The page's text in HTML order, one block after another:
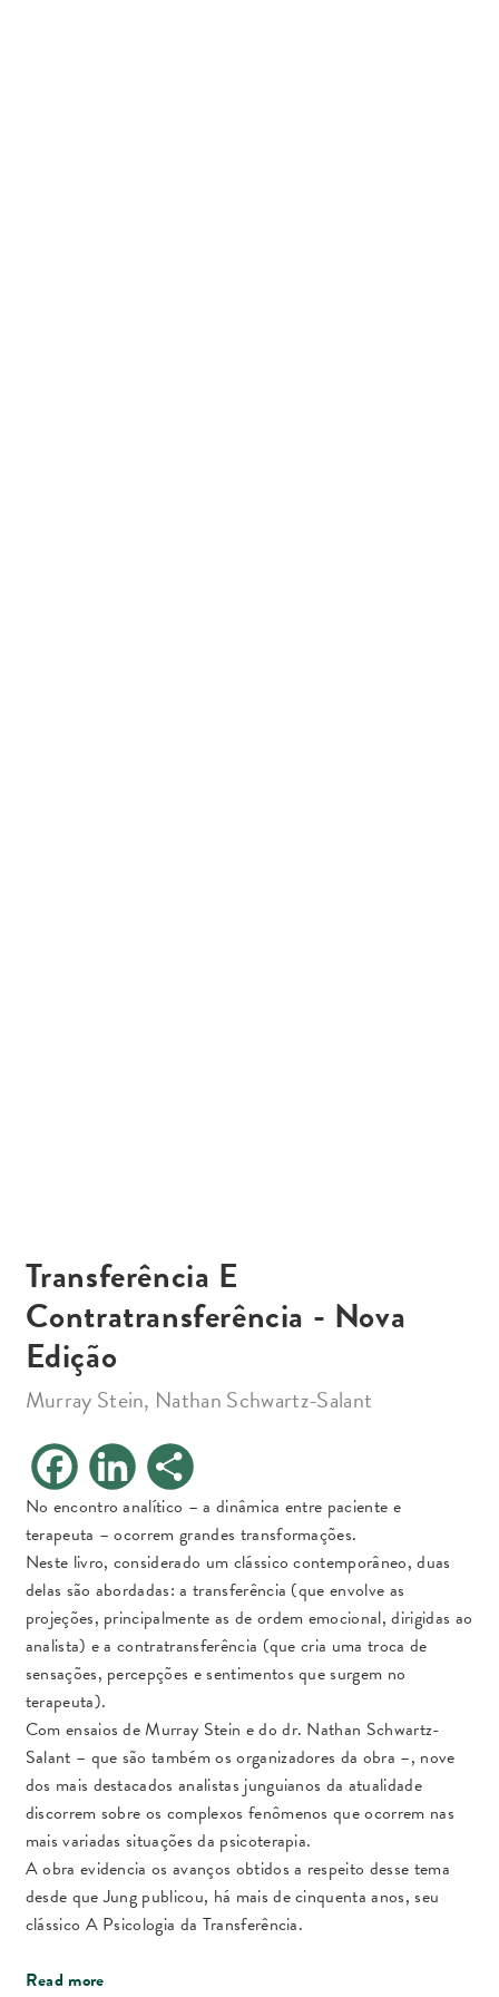
Transferência E
Contratransferência - Nova
Edição
Murray Stein, Nathan Schwartz-Salant
e
b
o
o
k
k
e
d
I
n
r
e
No encontro analítico – a dinâmica entre paciente e
terapeuta – ocorrem grandes transformações.
Neste livro, considerado um clássico contemporâneo, duas
delas são abordadas: a transferência (que envolve as
projeções, principalmente as de ordem emocional, dirigidas ao
analista) e a contratransferência (que cria uma troca de
sensações, percepções e sentimentos que surgem no
terapeuta).
Com ensaios de Murray Stein e do dr. Nathan Schwartz-
Salant – que são também os organizadores da obra –, nove
dos mais destacados analistas junguianos da atualidade
discorrem sobre os complexos fenômenos que ocorrem nas
mais variadas situações da psicoterapia.
A obra evidencia os avanços obtidos a respeito desse tema
desde que Jung publicou, há mais de cinquenta anos, seu
clássico A Psicologia da Transferência.
Read more